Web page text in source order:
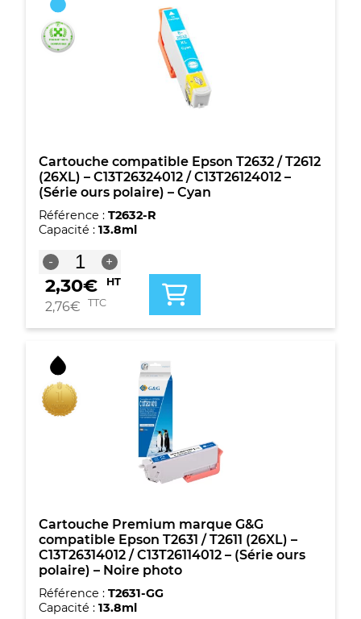
T2632
/
T2612
(Série
ours
polaire)
-
Cyan
Cartouche compatible Epson T2632 / T2612
(26XL) – C13T26324012 / C13T26124012 –
(Série ours polaire) – Cyan
Référence : T2632-R
Capacité : 13.8ml
-
quantité
de
Cartouche
compatible
T2632
T2612
(26XL)
-
C13T26324012
-
Cyan
+
2,30€ HT
2,76€ TTC
Cartouche Premium marque G&G
compatible Epson T2631 / T2611 (26XL) –
C13T26314012 / C13T26114012 – (Série ours
polaire) – Noire photo
Référence : T2631-GG
Capacité : 13.8ml